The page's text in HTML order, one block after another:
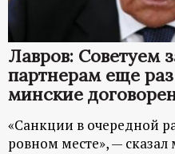
Лавров: Советуем
партнерам еще
минские
«Санкции в очередной
ровном месте», — сказал